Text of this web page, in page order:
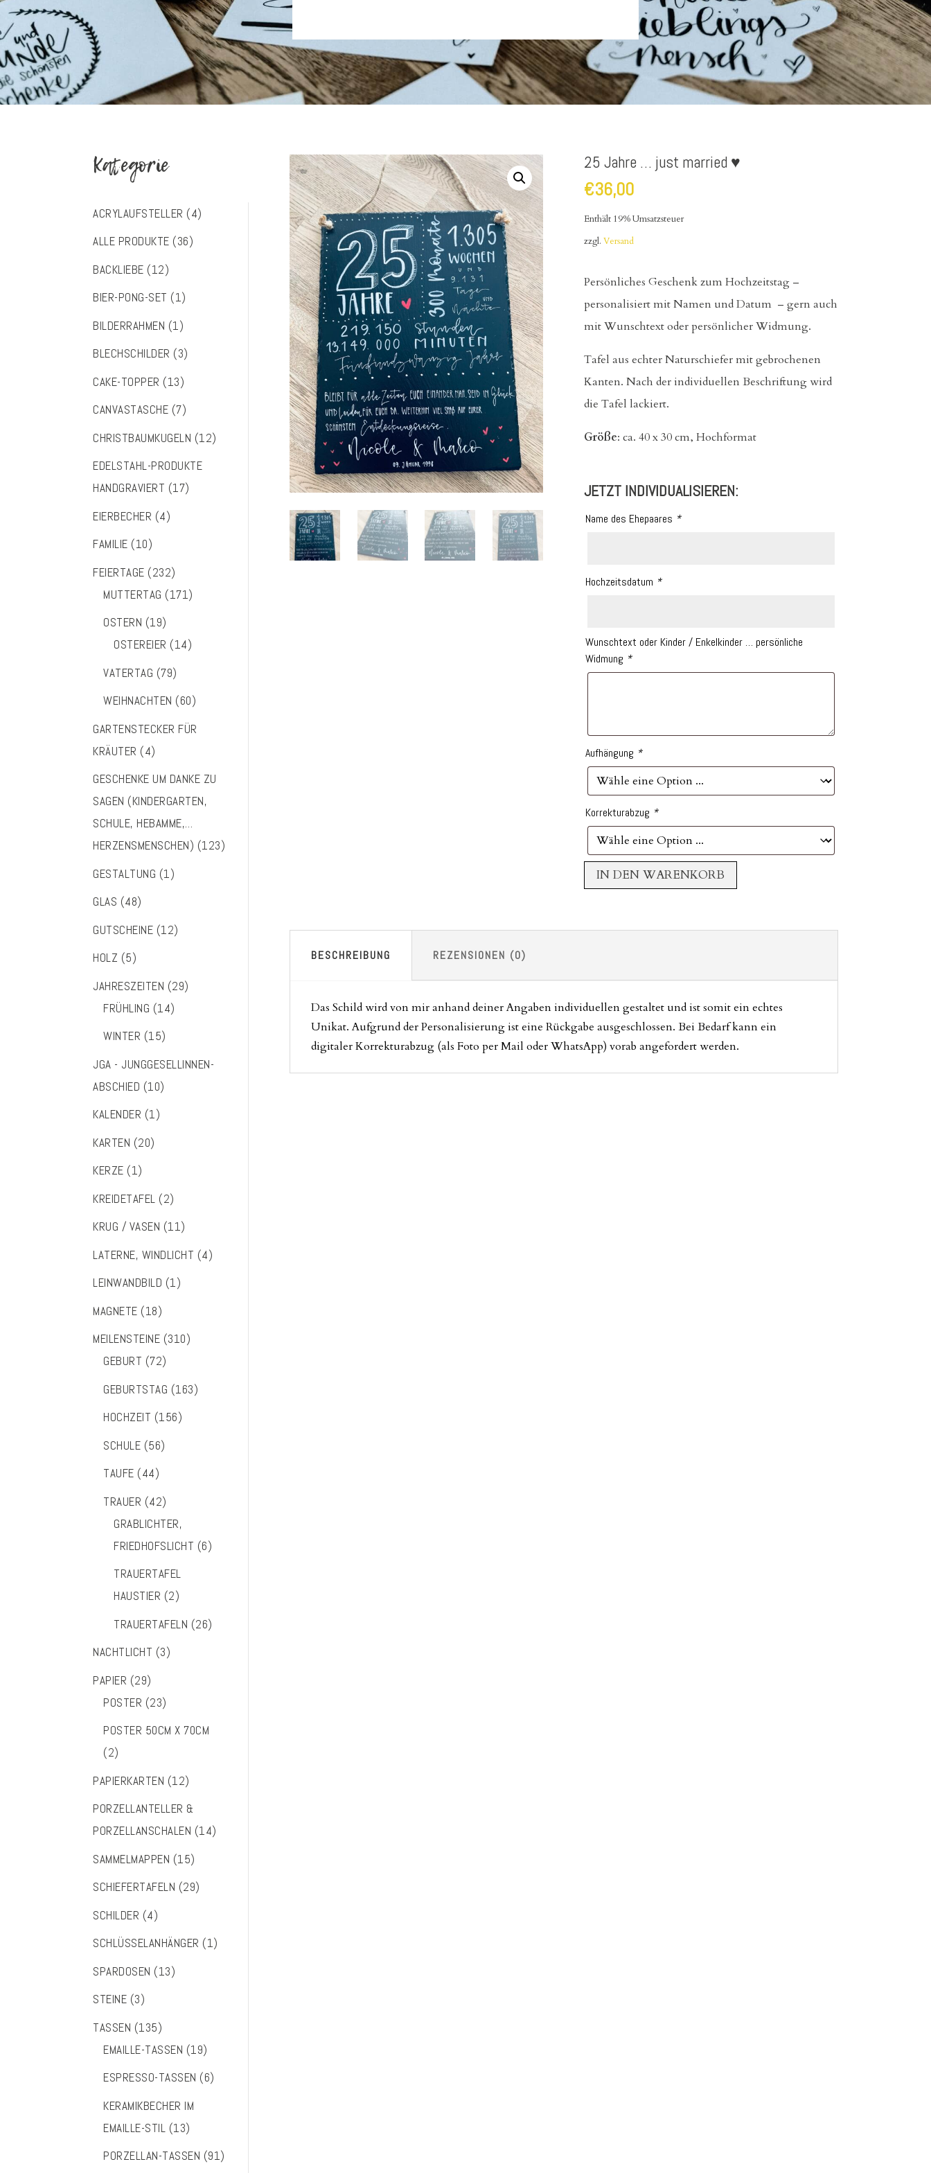
Kategorie
ACRYLAUFSTELLER (4)
ALLE PRODUKTE (36)
BACKLIEBE (12)
BIER-PONG-SET (1)
BILDERRAHMEN (1)
BLECHSCHILDER (3)
CAKE-TOPPER (13)
CANVASTASCHE (7)
CHRISTBAUMKUGELN (12)
EDELSTAHL-PRODUKTE
HANDGRAVIERT (17)
EIERBECHER (4)
FAMILIE (10)
FEIERTAGE (232)
MUTTERTAG (171)
OSTERN (19)
OSTEREIER (14)
VATERTAG (79)
WEIHNACHTEN (60)
GARTENSTECKER FÜR
KRÄUTER (4)
GESCHENKE UM DANKE ZU
SAGEN (KINDERGARTEN,
SCHULE, HEBAMME,…
HERZENSMENSCHEN) (123)
GESTALTUNG (1)
GLAS (48)
GUTSCHEINE (12)
HOLZ (5)
JAHRESZEITEN (29)
FRÜHLING (14)
WINTER (15)
JGA - JUNGGESELLINNEN-
ABSCHIED (10)
KALENDER (1)
KARTEN (20)
KERZE (1)
KREIDETAFEL (2)
KRUG / VASEN (11)
LATERNE, WINDLICHT (4)
LEINWANDBILD (1)
MAGNETE (18)
MEILENSTEINE (310)
GEBURT (72)
GEBURTSTAG (163)
HOCHZEIT (156)
SCHULE (56)
TAUFE (44)
TRAUER (42)
GRABLICHTER,
FRIEDHOFSLICHT (6)
TRAUERTAFEL
HAUSTIER (2)
TRAUERTAFELN (26)
NACHTLICHT (3)
PAPIER (29)
POSTER (23)
POSTER 50CM X 70CM
(2)
PAPIERKARTEN (12)
PORZELLANTELLER &
PORZELLANSCHALEN (14)
SAMMELMAPPEN (15)
SCHIEFERTAFELN (29)
SCHILDER (4)
SCHLÜSSELANHÄNGER (1)
SPARDOSEN (13)
STEINE (3)
TASSEN (135)
EMAILLE-TASSEN (19)
ESPRESSO-TASSEN (6)
KERAMIKBECHER IM
EMAILLE-STIL (13)
PORZELLAN-TASSEN (91)
25 Jahre … just married ♥
€36,00
Enthält 19% Umsatzsteuer
zzgl.Versand
Persönliches Geschenk zum Hochzeitstag –
personalisiert mit Namen und Datum – gern auch
mit Wunschtext oder persönlicher Widmung.
Tafel aus echter Naturschiefer mit gebrochenen
Kanten. Nach der individuellen Beschriftung wird
die Tafel lackiert.
Größe: ca. 40 x 30 cm, Hochformat
JETZT INDIVIDUALISIEREN:
Name des Ehepaares *
Hochzeitsdatum *
Wunschtext oder Kinder / Enkelkinder … persönliche
Widmung *
Aufhängung *
Korrekturabzug *
IN DEN WARENKORB
BESCHREIBUNG REZENSIONEN (0)
Das Schild wird von mir anhand deiner Angaben individuellen gestaltet und ist somit ein echtes
Unikat. Aufgrund der Personalisierung ist eine Rückgabe ausgeschlossen. Bei Bedarf kann ein
digitaler Korrekturabzug (als Foto per Mail oder WhatsApp) vorab angefordert werden.